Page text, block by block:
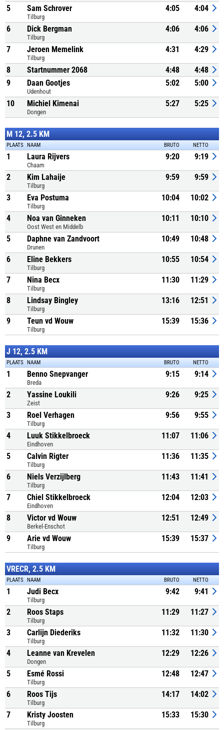
5 Sam Schrover
Tilburg
4:05 4:04
6 Dick Bergman
Tilburg
4:06 4:06
7 Jeroen Memelink
Tilburg
4:31 4:29
8 Startnummer 2068 4:48
4:48
9
Daan Gootjes
Udenhout
5:02 5:00
10 Michiel Kimenai
Dongen
5:27 5:25
M 12, 2.5 KM
PLAATS NAAM BRUTO NETTO
1 Laura Rijvers
Chaam
9:20 9:19
2 Kim Lahaije
Tilburg
9:59 9:59
3 Eva Postuma
Tilburg
10:04 10:02
4 Noa van Ginneken
Oost West en Middelb
10:11 10:10
5 Daphne van Zandvoort
Drunen
10:49 10:48
6 Eline Bekkers
Tilburg
10:55 10:54
7 Nina Becx
Tilburg
11:30 11:29
8 Lindsay Bingley
Tilburg
13:16 12:51
9 Teun vd Wouw
Tilburg
15:39 15:36
J 12, 2.5 KM
PLAATS NAAM BRUTO NETTO
1 Benno Snepvanger
Breda
9:15 9:14
2 Yassine Loukili
Zeist
9:26 9:25
3 Roel Verhagen
Tilburg
9:56 9:55
4 Luuk Stikkelbroeck
Eindhoven
11:07 11:06
5 Calvin Rigter
Tilburg
11:36 11:35
6 Niels Verzijlberg
Tilburg
11:43 11:41
7 Chiel Stikkelbroeck
Eindhoven
12:04 12:03
8 Victor vd Wouw
Berkel-Enschot
12:51 12:49
9 Arie vd Wouw
Tilburg
15:39 15:37
VRECR, 2.5 KM
PLAATS NAAM BRUTO NETTO
1 Judi Becx
Tilburg
9:42 9:41
2 Roos Staps
Tilburg
11:29 11:27
3 Carlijn Diederiks
Tilburg
11:32 11:30
4 Leanne van Krevelen
Dongen
12:29 12:26
5 Esmé Rossi
Tilburg
12:48 12:47
6 Roos Tijs
Tilburg
14:17 14:02
7 Kristy Joosten
Tilburg
15:33 15:30